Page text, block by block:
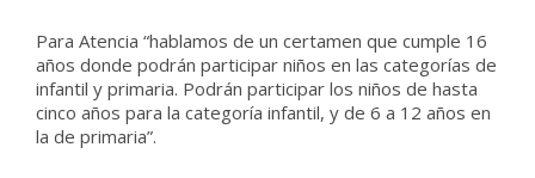
Para Atencia “hablamos de un certamen que cumple 16
años donde podrán participar niños en las categorías de
infantil y primaria. Podrán participar los niños de hasta
cinco años para la categoría infantil, y de 6 a 12 años en
la de primaria”.